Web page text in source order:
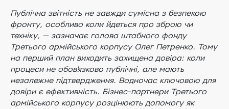
Публічна звітність не завжди сумісна з безпекою
фронту, особливо коли йдеться про зброю чи
техніку, — зазначає голова штабного фонду
Третього армійського корпусу Олег Петренко. Тому
на перший план виходить захищена довіра: коли
процеси не обов'язково публічні, але мають
незалежне підтвердження. Водночас ключовою для
довіри є ефективність. Бізнес-партнери Третього
армійського корпусу розцінюють допомогу як